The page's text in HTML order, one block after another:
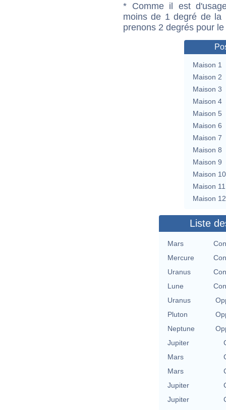
* Comme il est
moins de 1 degré de la
prenons 2 degrés pour
Maison 1
Maison 2
Maison 3
Maison 4
Maison 5
Maison 6
Maison 7
Maison 8
Maison 9
Maison 10
Maison 11
Maison 12
Liste
Mars
Mercure
Uranus
Lune
Uranus
Pluton
Neptune
Jupiter
Mars
Mars
Jupiter
Jupiter